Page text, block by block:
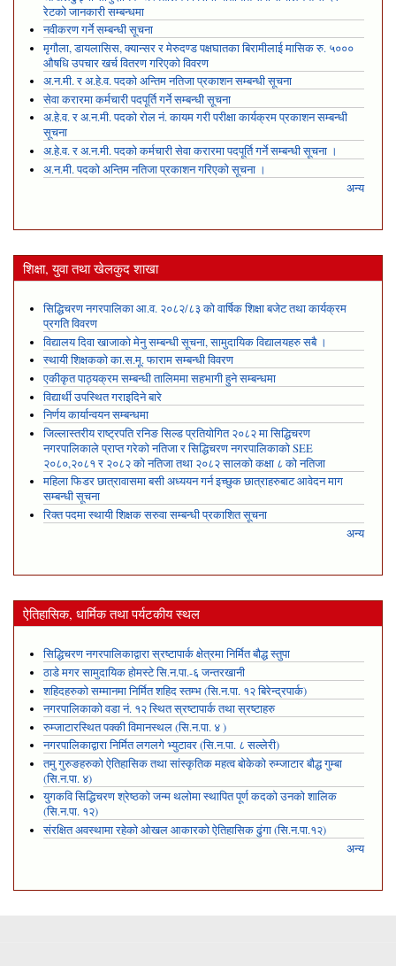
रेटको जानकारी सम्बन्धमा
नवीकरण गर्ने सम्बन्धी सूचना
मृगौला, डायलासिस, क्यान्सर र मेरुदण्ड पक्षघातका बिरामीलाई मासिक रु. ५०००
औषधि उपचार खर्च वितरण गरिएको विवरण
अ.न.मी. र अ.हे.व. पदको अन्तिम नतिजा प्रकाशन सम्बन्धी सूचना
सेवा करारमा कर्मचारी पदपूर्ति गर्ने सम्बन्धी सूचना
अ.हे.व. र अ.न.मी. पदको रोल नं. कायम गरी परीक्षा कार्यक्रम प्रकाशन सम्बन्धी
सूचना
अ.हे.व. र अ.न.मी. पदको कर्मचारी सेवा करारमा पदपूर्ति गर्ने सम्बन्धी सूचना ।
अ.न.मी. पदको अन्तिम नतिजा प्रकाशन गरिएको सूचना ।
अन्य
शिक्षा, युवा तथा खेलकुद शाखा
सिद्धिचरण नगरपालिका आ.व. २०८२/८३ को वार्षिक शिक्षा बजेट तथा कार्यक्रम
प्रगति विवरण
विद्यालय दिवा खाजाको मेनु सम्बन्धी सूचना, सामुदायिक विद्यालयहरु सबै ।
स्थायी शिक्षकको का.स.मू. फाराम सम्बन्धी विवरण
एकीकृत पाठ्यक्रम सम्बन्धी तालिममा सहभागी हुने सम्बन्धमा
विद्यार्थी उपस्थित गराइदिने बारे
निर्णय कार्यान्वयन सम्बन्धमा
जिल्लास्तरीय राष्ट्रपति रनिङ सिल्ड प्रतियोगित २०८२ मा सिद्धिचरण
नगरपालिकाले प्राप्त गरेकाे नतिजा र सिद्धिचरण नगरपालिकाको SEE
२०८०,२०८१ र २०८२ को नतिजा तथा २०८२ सालको कक्षा ८ को नतिजा
महिला फिडर छात्रावासमा बसी अध्ययन गर्न इच्छुक छात्राहरुबाट आवेदन माग
सम्बन्धी सूचना
रिक्त पदमा स्थायी शिक्षक सरुवा सम्बन्धी प्रकाशित सूचना
अन्य
ऐतिहासिक, धार्मिक तथा पर्यटकीय स्थल
सिद्धिचरण नगरपालिकाद्वारा स्रष्टापार्क क्षेत्रमा निर्मित बौद्ध स्तुपा
ठाडे मगर सामुदायिक होमस्टे सि.न.पा.-६ जन्तरखानी
शहिदहरुको सम्मानमा निर्मित शहिद स्तम्भ (सि.न.पा. १२ बिरेन्द्रपार्क)
नगरपालिकाको वडा नं. १२ स्थित स्रष्टापार्क तथा स्रष्टाहरु
रुम्जाटारस्थित पक्की विमानस्थल (सि.न.पा. ४ )
नगरपालिकाद्वारा निर्मित लगलगे भ्युटावर (सि.न.पा. ८ सल्लेरी)
तमु गुरुङहरुको ऐतिहासिक तथा सांस्कृतिक महत्व बोकेको रुम्जाटार बौद्ध गुम्बा
(सि.न.पा. ४)
युगकवि सिद्धिचरण श्रेष्ठको जन्म थलोमा स्थापित पूर्ण कदको उनको शालिक
(सि.न.पा. १२)
संरक्षित अवस्थामा रहेको ओखल आकारको ऐतिहासिक ढुंगा (सि.न.पा.१२)
अन्य